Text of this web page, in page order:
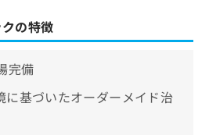
の特徴
完備
に基づいたオーダーメイド治